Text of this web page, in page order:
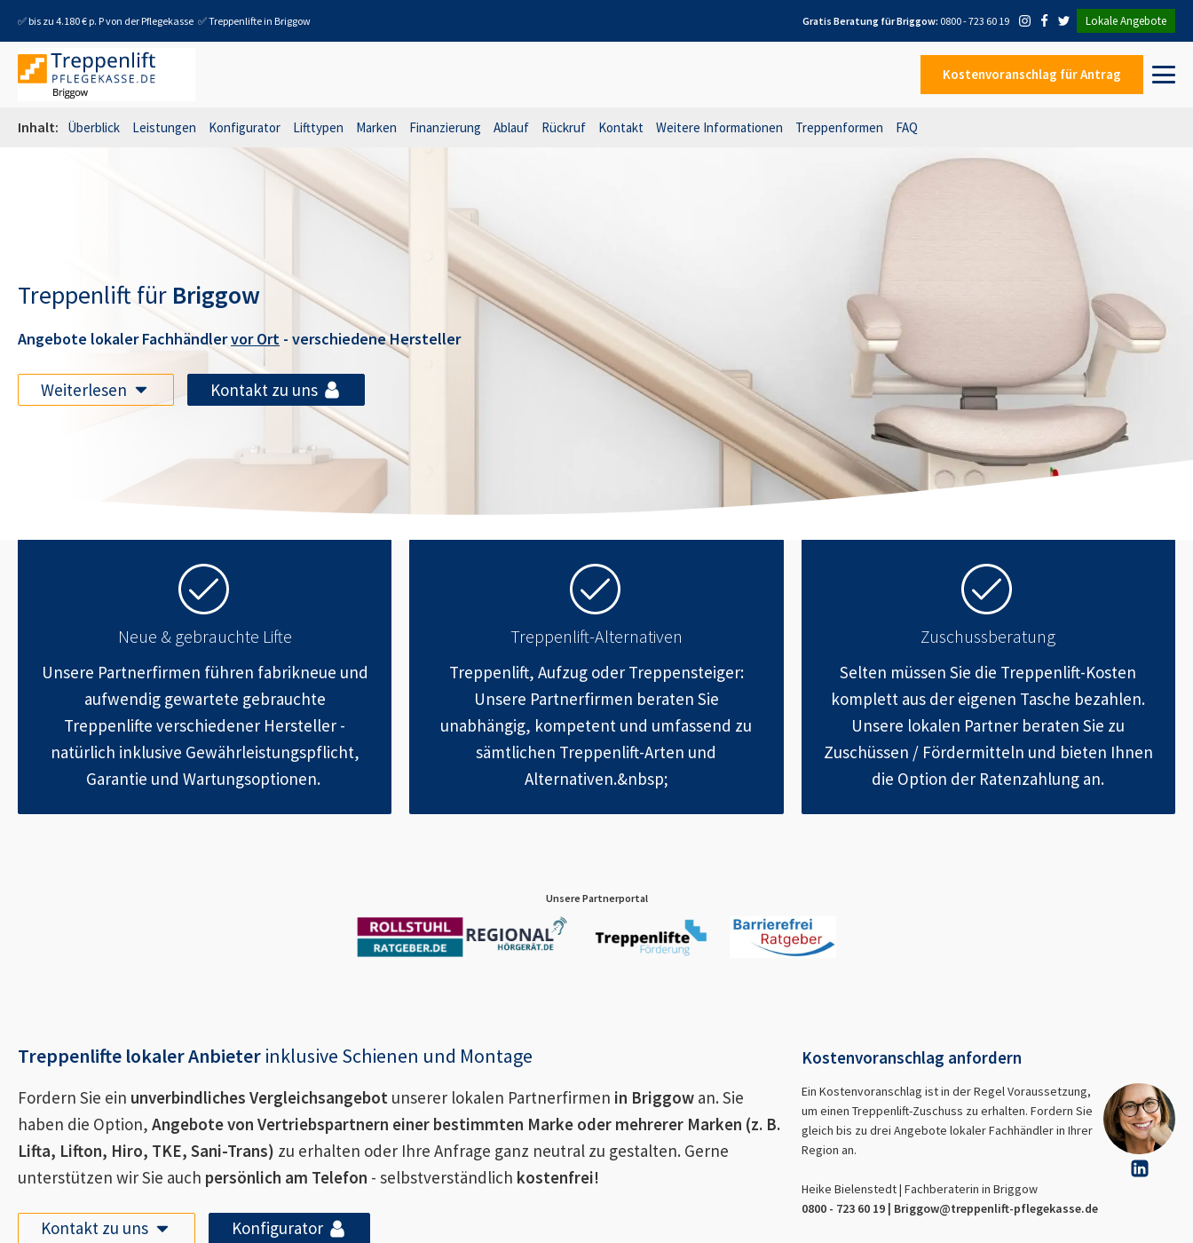
✅ bis zu 4.180 € p. P von der Pflegekasse ✅ Treppenlifte in Briggow Gratis Beratung fürBriggow: 0800 - 723 60 19 Lokale Angebote
Kostenvoranschlag für Antrag
Inhalt: Überblick Leistungen Konfigurator Lifttypen Marken Finanzierung Ablauf Rückruf Kontakt Weitere Informationen Treppenformen FAQ
Treppenlift für Briggow
Angebote lokaler Fachhändlervor Ort - verschiedene Hersteller
Weiterlesen Kontakt zu uns
Neue & gebrauchte Lifte
Unsere Partnerfirmen führen fabrikneue und
aufwendig gewartete gebrauchte
Treppenlifte verschiedener Hersteller -
natürlich inklusive Gewährleistungspflicht,
Garantie und Wartungsoptionen.
Treppenlift-Alternativen
Treppenlift, Aufzug oder Treppensteiger:
Unsere Partnerfirmen beraten Sie
unabhängig, kompetent und umfassend zu
sämtlichen Treppenlift-Arten und
Alternativen.&nbsp;
Zuschussberatung
Selten müssen Sie die Treppenlift-Kosten
komplett aus der eigenen Tasche bezahlen.
Unsere lokalen Partner beraten Sie zu
Zuschüssen / Fördermitteln und bieten Ihnen
die Option der Ratenzahlung an.
Unsere Partnerportal
Treppenlifte lokaler Anbieter inklusive Schienen und Montage
Fordern Sie ein unverbindliches Vergleichsangebot unserer lokalen Partnerfirmen in Briggow an. Sie
haben die Option, Angebote von Vertriebspartnern einer bestimmten Marke oder mehrerer Marken (z. B.
Lifta, Lifton, Hiro, TKE, Sani-Trans) zu erhalten oder Ihre Anfrage ganz neutral zu gestalten. Gerne
unterstützen wir Sie auch persönlich am Telefon - selbstverständlich kostenfrei!
Kontakt zu uns Konfigurator
Kostenvoranschlag anfordern
Ein Kostenvoranschlag ist in der Regel Voraussetzung,
um einen Treppenlift-Zuschuss zu erhalten. Fordern Sie
gleich bis zu drei Angebote lokaler Fachhändler in Ihrer
Region an.
Heike Bielenstedt | Fachberaterin in Briggow
0800 - 723 60 19 | Briggow@treppenlift-pflegekasse.de